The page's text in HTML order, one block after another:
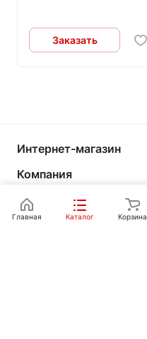
Заказать
Интернет-магазин
Компания
Информация
Главная Каталог Корзина